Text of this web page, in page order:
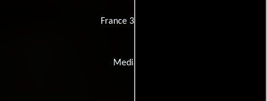
France 3 Cinéma
Media Pro